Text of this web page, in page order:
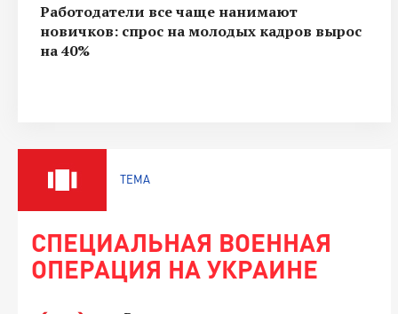
Работодатели все чаще нанимают
новичков: спрос на молодых кадров вырос
на 40%
ТЕМА
СПЕЦИАЛЬНАЯ ВОЕННАЯ
ОПЕРАЦИЯ НА УКРАИНЕ